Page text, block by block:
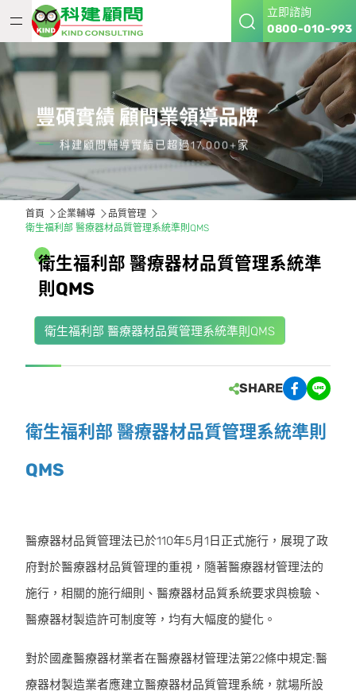
立即諮詢
0800-010-993
豐碩實績 顧問業領導品牌
科建顧問輔導實績已超過17,000+家
首頁 企業輔導
品質管理
衛生福利部 醫療器材品質管理系統準則QMS
衛生福利 部 醫療器材品質管理系統準
則 QMS
衛生福利部 醫療器材品質管理系統準則QMS
SHARE
衛生福利部 醫療器材品質管理系統準則
QMS
醫療器材品質管理法已於110年5月1日正式施行，展現了政
府對於醫療器材品質管理的重視，隨著醫療器材管理法的
施行，相關的施行細則、醫療器材品質系統要求與檢驗、
醫療器材製造許可制度等，均有大幅度的變化。
對於國產醫療器材業者在醫療器材管理法第22條中規定:醫
療器材製造業者應建立醫療器材品質管理系統，就場所設